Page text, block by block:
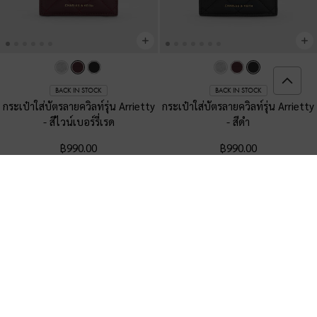
BACK IN STOCK
กระเป๋าใส่บัตรลายควิลท์รุ่น Arrietty
- สีไวน์เบอร์รี่เรด
฿990.00
BACK IN STOCK
กระเป๋าใส่บัตรลายควิลท์รุ่น Arrietty
-สีดำ
฿990.00